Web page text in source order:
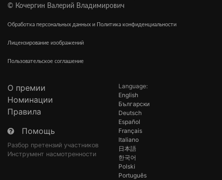
© Кочергин Валерий Владимирович
Обработка персональных данных и Политика конфиденциальности
Лицензирование изображений
Пользовательское соглашение
О премии
Номинации
Правила
Помощь
Разбор претензий участников
Инструмент насмотренности
Language:
English
Български
Deutsch
Español
Français
Italiano
日本語
한국어
Polski
Português